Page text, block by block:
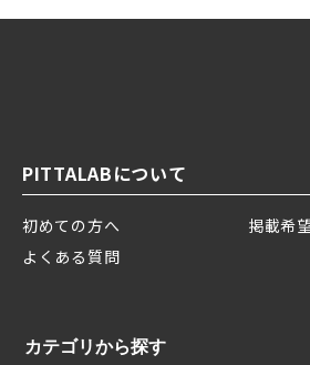
PITTALABについて
初めての方へ
掲載希
よくある質問
カテゴリから探す